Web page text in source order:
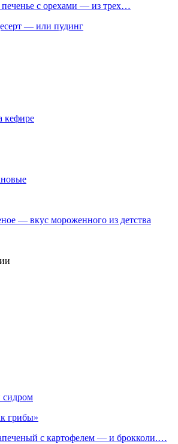
с орехами — из трех…
— или пудинг
кефире
— вкус мороженного из детства
сидром
грибы»
с картофелем — и брокколи.…